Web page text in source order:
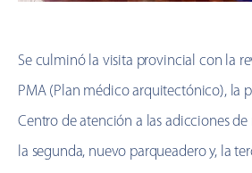
Se culminó la visita provincial con la
PMA (Plan médico arquitectónico), la
Centro de atención a las adicciones de
la segunda, nuevo parqueadero y, la